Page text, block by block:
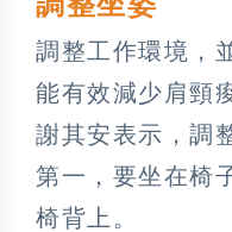
調整工作環境，
能有效減少肩頸
謝其安表示，調
第一，要坐在椅
椅背上。